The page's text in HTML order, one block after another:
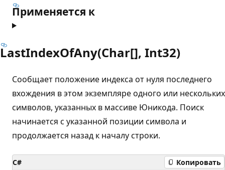
Применяется к
LastIndexOfAny(Char[], Int32)
Сообщает положение индекса от нуля последнего
вхождения в этом экземпляре одного или нескольких
символов, указанных в массиве Юникода. Поиск
начинается с указанной позиции символа и
продолжается назад к началу строки.
C# Копировать